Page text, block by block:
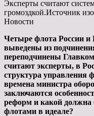
Эксперты считают
громоздкой.Источник
Новости
Четыре флота России и
выведены из
переподчинены
считают эксперты, в
структура управления
времена министра
заключаются
реформ и какой должна
флотами в идеале?